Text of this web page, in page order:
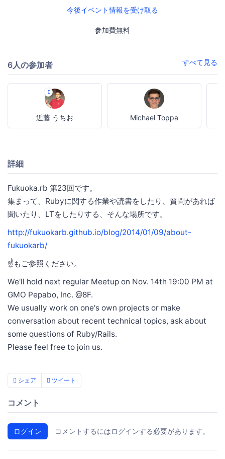
今後イベント情報を受け取る
参加費無料
6人の参加者 すべて見る
近藤 うちお Michael Toppa
詳細
Fukuoka.rb 第23回です。
集まって、Rubyに関する作業や読書をしたり、質問があれば
聞いたり、LTをしたりする、そんな場所です。
http://fukuokarb.github.io/blog/2014/01/09/about-
fukuokarb/
☝もご参照ください。
We'll hold next regular Meetup on Nov. 14th 19:00 PM at
GMO Pepabo, Inc. @8F.
We usually work on one's own projects or make
conversation about recent technical topics, ask about
some questions of Ruby/Rails.
Please feel free to join us.
シェア ツイート
コメント
ログイン コメントするにはログインする必要があります。